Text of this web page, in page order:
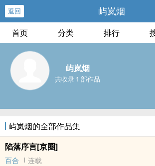
返回 屿岚烟
首页 分类 排行
屿岚烟
共收录 1 部作品
屿岚烟的全部作品集
陷落序言[京圈]
百合
连载